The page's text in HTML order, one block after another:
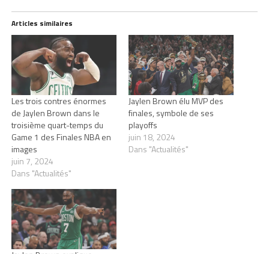
Articles similaires
Les trois contres énormes
de Jaylen Brown dans le
troisième quart-temps du
Game 1 des Finales NBA en
images
juin 7, 2024
Dans "Actualités"
Jaylen Brown élu MVP des
finales, symbole de ses
playoffs
juin 18, 2024
Dans "Actualités"